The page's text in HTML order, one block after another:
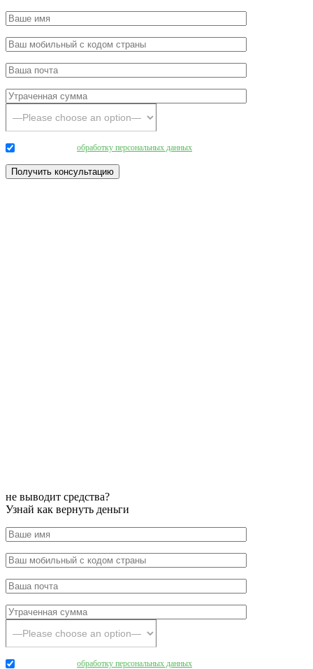
обработку персональных данных
не выводит средства?
Узнай как вернуть деньги
обработку персональных данных